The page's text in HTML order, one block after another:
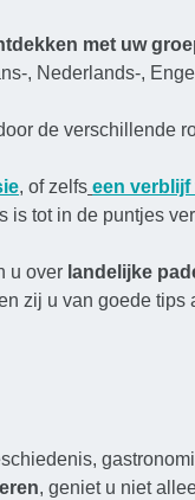
met uw
, Nederlands-,
de verschillende
, of zelfs een verblijf
is tot in de puntjes
u over landelijke
zij u van goede tips
, geniet u niet